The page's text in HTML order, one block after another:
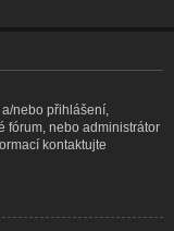
nebo přihlášení,
fórum, nebo administrátor
kontaktujte